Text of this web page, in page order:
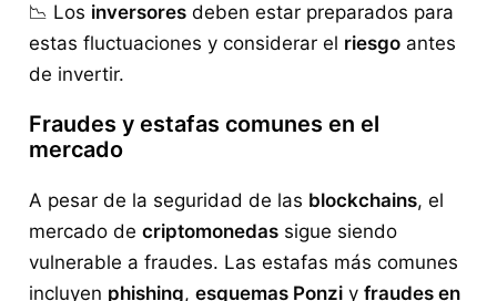
📉 Los inversoresdeben estar preparados para
estas fluctuaciones y considerar el riesgoantes
de invertir.
Fraudes y estafas comunes en el
mercado
A pesar de la seguridad de las blockchains, el
mercado de criptomonedassigue siendo
vulnerable a fraudes. Las estafas más comunes
incluyen phishing, esquemas Ponziy fraudes en